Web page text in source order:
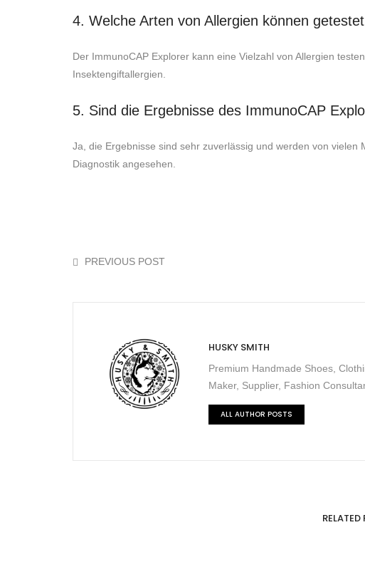
4. Welche Arten von Allergien können
Der ImmunoCAP Explorer kann eine Vielzahl von Allergien
Insektengiftallergien.
5. Sind die Ergebnisse des ImmunoCAP
Ja, die Ergebnisse sind sehr zuverlässig und werden von
Diagnostik angesehen.
PREVIOUS POST
HUSKY SMITH
Premium Handmade Shoes,
Maker, Supplier, Fashion
ALL AUTHOR POSTS